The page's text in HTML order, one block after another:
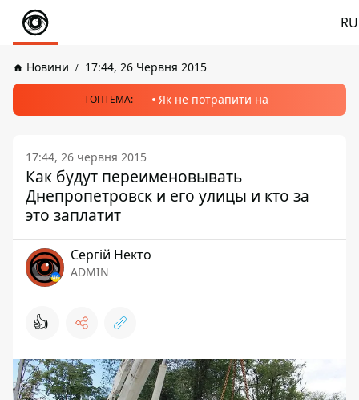
RU
Новини 17:44, 26 Червня 2015
ТОПТЕМА: Як не потрапити на
17:44, 26 червня 2015
Как будут переименовывать
Днепропетровск и его улицы и кто за
это заплатит
Сергій Некто
ADMIN
👍